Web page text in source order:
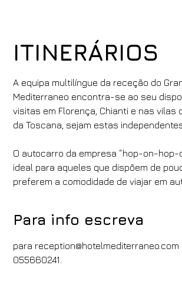
ITINERÁRIOS
A equipa multilíngue da receção do
Mediterraneo encontra-se ao seu
visitas em Florença, Chianti e nas vilas
da Toscana, sejam estas
O autocarro da empresa “hop-on-hop-
ideal para aqueles que dispõem de
preferem a comodidade de viajar em
Para info escreva
para reception@hotelmediterraneo.com
055660241.